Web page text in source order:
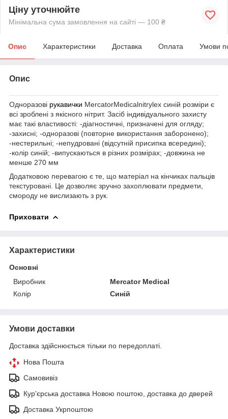
Ціну уточнюйте
Мінімальна сума замовлення на сайті — 100 ₴
Опис Характеристики Доставка Оплата Умови
Опис
Одноразові рукавички MercatorMedicalnitrylex синій розміри є
всі зроблені з якісного нітрит. Засіб індивідуального захисту
має такі властивості: -діагностичні, призначені для огляду;
-захисні; -одноразові (повторне використання заборонено);
-нестерильні; -непудровані (відсутній присипка всередині);
-колір синій; -випускаються в різних розмірах; -довжина не
менше 270 мм
Додатковою перевагою є те, що матеріал на кінчиках пальців
текстуровані. Це дозволяє зручно захоплювати предмети,
смороду не вислизають з рук.
Приховати
Характеристики
Основні
Виробник
Mercator Medical
Колір
Синій
Умови доставки
Доставка здійснюється тільки по передоплаті.
Нова Пошта
Самовивіз
Кур'єрська доставка Новою поштою, доставка до дверей
Доставка Укрпоштою